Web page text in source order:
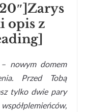
opis z
nowym domem
Przed Tobą
tylko dwie pary